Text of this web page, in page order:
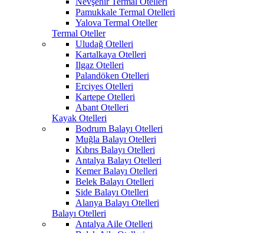
Pamukkale Termal Otelleri
Yalova Termal Oteller
Termal Oteller
Uludağ Otelleri
Kartalkaya Otelleri
Ilgaz Otelleri
Palandöken Otelleri
Erciyes Otelleri
Kartepe Otelleri
Abant Otelleri
Kayak Otelleri
Bodrum Balayı Otelleri
Muğla Balayı Otelleri
Kıbrıs Balayı Otelleri
Antalya Balayı Otelleri
Kemer Balayı Otelleri
Belek Balayı Otelleri
Side Balayı Otelleri
Alanya Balayı Otelleri
Balayı Otelleri
Antalya Aile Otelleri